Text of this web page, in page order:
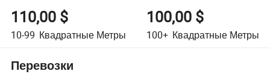
110,00 $
10-99 Квадратные Метры
100,00 $
100+ Квадратные Метры
Перевозки